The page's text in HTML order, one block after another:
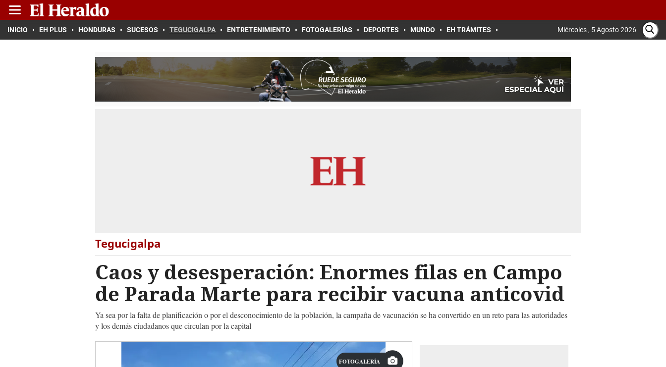
INICIO EH PLUS HONDURAS SUCESOS TEGUCIGALPA ENTRETENIMIENTO FOTOGALERÍAS DEPORTES MUNDO EH TRÁMITES Miércoles , 5 Agosto 2026
Tegucigalpa
Caos y desesperación: Enormes filas en Campo
de Parada Marte para recibir vacuna anticovid
Ya sea por la falta de planificación o por el desconocimiento de la población, la campaña de vacunación se ha convertido en un reto para las autoridades
y los demás ciudadanos que circulan por la capital
FOTOGALERÍA